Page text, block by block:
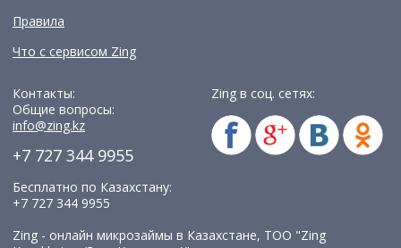
Правила
Что с сервисом Zing
Контакты:
Общие вопросы:
info@zing.kz
+7 727 344 9955
Zing в соц. сетях:
Бесплатно по Казахстану:
+7 727 344 9955
Zing - онлайн микрозаймы в Казахстане, TOO "Zing